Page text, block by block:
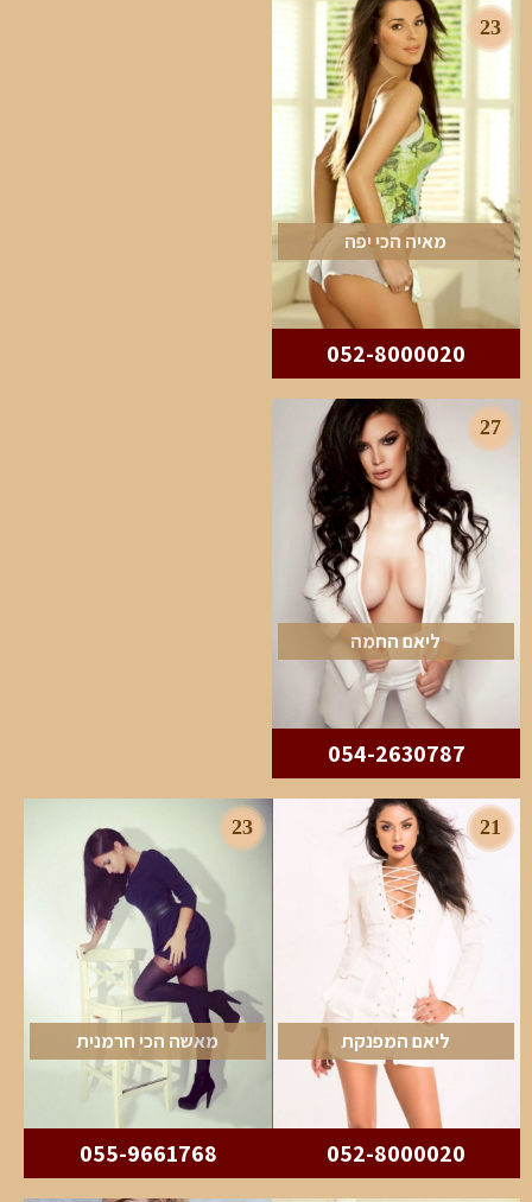
23
מאיה הכי יפה
052-8000020
27
ליאם החמה
054-2630787
21
ליאם המפנקת
052-8000020
23
מאשה הכי חרמנית
055-9661768